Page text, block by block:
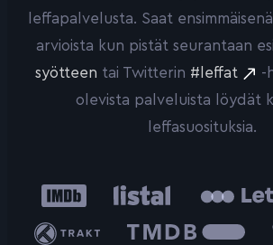
leffapalvelusta. Saat
arvioista kun pistät seurantaan
syötteen tai Twitterin #leffat
-
olevista palveluista löydät
leffasuosituksia.
IMDb Listal